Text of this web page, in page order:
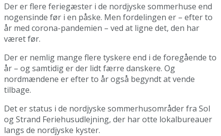
Der er flere feriegæster i de nordjyske sommerhuse end
nogensinde før i en påske. Men fordelingen er – efter to
år med corona-pandemien – ved at ligne det, den har
været før.
Der er nemlig mange flere tyskere end i de foregående to
år – og samtidig er der lidt færre danskere. Og
nordmændene er efter to år også begyndt at vende
tilbage.
Det er status i de nordjyske sommerhusområder fra Sol
og Strand Feriehusudlejning, der har otte lokalbureauer
langs de nordjyske kyster.